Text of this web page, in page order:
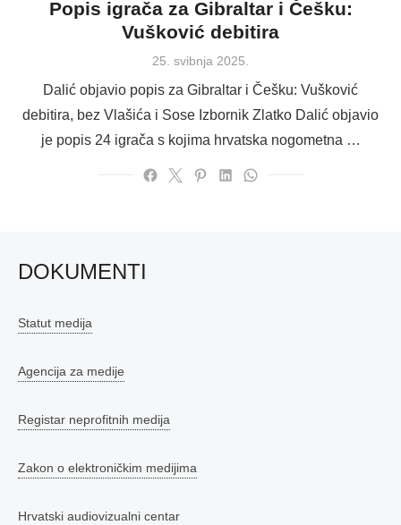
Popis igrača za Gibraltar i Češku:
Vušković debitira
Posted
25. svibnja 2025.
Dalić objavio popis za Gibraltar i Češku: Vušković
debitira, bez Vlašića i Sose Izbornik Zlatko Dalić objavio
je popis 24 igrača s kojima hrvatska nogometna …
DOKUMENTI
Statut medija
Agencija za medije
Registar neprofitnih medija
Zakon o elektroničkim medijima
Hrvatski audiovizualni centar